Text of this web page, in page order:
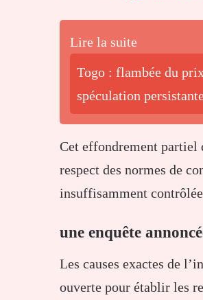
Lire la suite
Togo : flambée du
spéculation
Cet effondrement partiel
respect des normes de
insuffisamment
une enquête
Les causes exactes de
ouverte pour établir les